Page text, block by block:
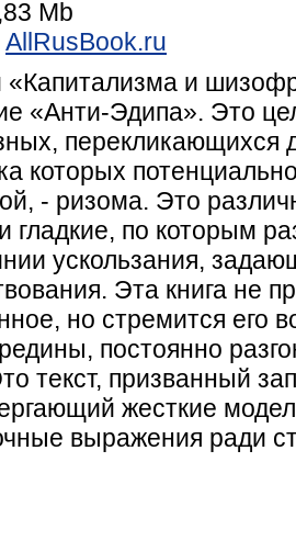
Mb
AllRusBook.ru
«Капитализма и
«Анти-Эдипа». Это
перекликающихся
которых
- ризома. Это
по которым
ускользания,
Эта книга не
но стремится его
постоянно
текст, призванный
жесткие
выражения ради